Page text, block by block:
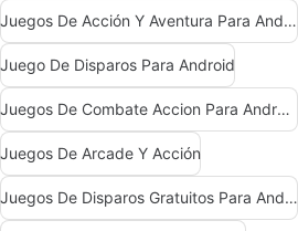
Juegos De Acción Y Aventura Para Android
Juego De Disparos Para Android
Juegos De Combate Accion Para Android
Juegos De Arcade Y Acción
Juegos De Disparos Gratuitos Para Android